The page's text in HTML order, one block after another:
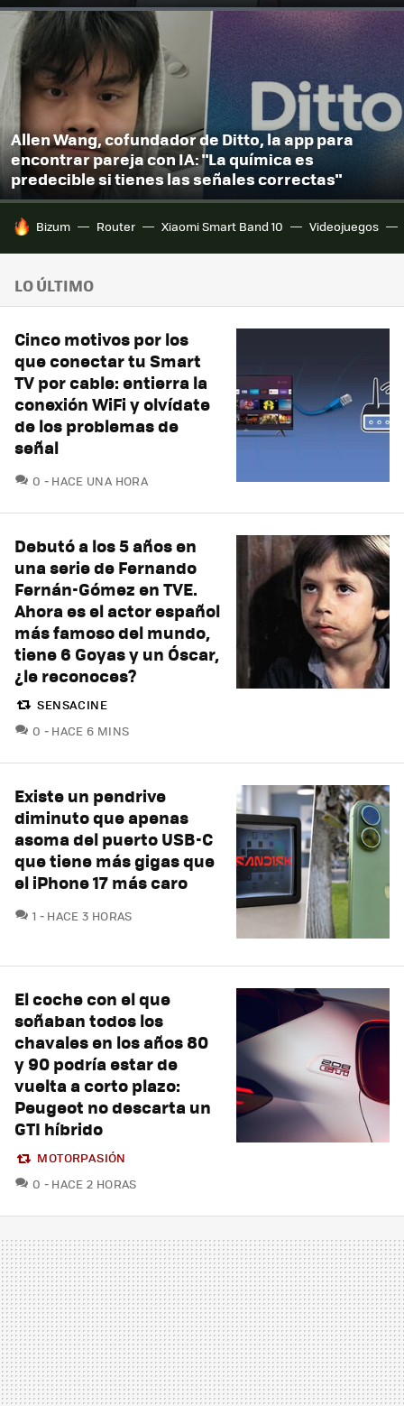
Allen Wang, cofundador de Ditto, la app para
encontrar pareja con IA: "La química es
predecible si tienes las señales correctas"
HOY SE HABLA DE
Bizum Router Xiaomi Smart Band 10 Videojuegos
LO ÚLTIMO
Cinco motivos por los
que conectar tu Smart
TV por cable: entierra la
conexión WiFi y olvídate
de los problemas de
señal
0 COMENTARIOS
HACE UNA HORA
Debutó a los 5 años en
una serie de Fernando
Fernán-Gómez en TVE.
Ahora es el actor español
más famoso del mundo,
tiene 6 Goyas y un Óscar,
¿le reconoces?
SENSACINE
0 COMENTARIOS
HACE 6 MINS
Existe un pendrive
diminuto que apenas
asoma del puerto USB-C
que tiene más gigas que
el iPhone 17 más caro
1 COMENTARIOS
HACE 3 HORAS
El coche con el que
soñaban todos los
chavales en los años 80
y 90 podría estar de
vuelta a corto plazo:
Peugeot no descarta un
GTI híbrido
MOTORPASIÓN
0 COMENTARIOS
HACE 2 HORAS